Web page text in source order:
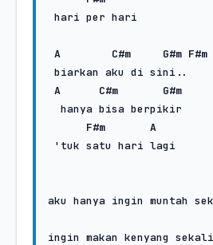
A C#m G#m F#m
A
C#m
G#m
F#m
A
aku hanya ingin muntah
ingin makan kenyang